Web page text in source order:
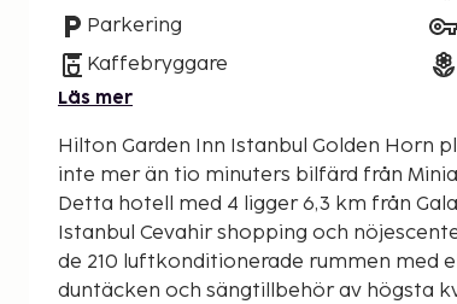
Parkering
Kaffebryggare
Läs mer
Hilton Garden Inn Istanbul Golden Horn
inte mer än tio minuters bilfärd från
Detta hotell med 4 ligger 6,3 km från
Istanbul Cevahir shopping och
de 210 luftkonditionerade rummen med
duntäcken och sängtillbehör av högsta